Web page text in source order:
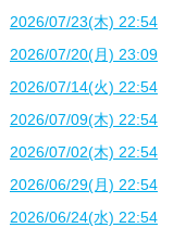
2026/07/23(木) 22:54
2026/07/20(月) 23:09
2026/07/14(火) 22:54
2026/07/09(木) 22:54
2026/07/02(木) 22:54
2026/06/29(月) 22:54
2026/06/24(水) 22:54